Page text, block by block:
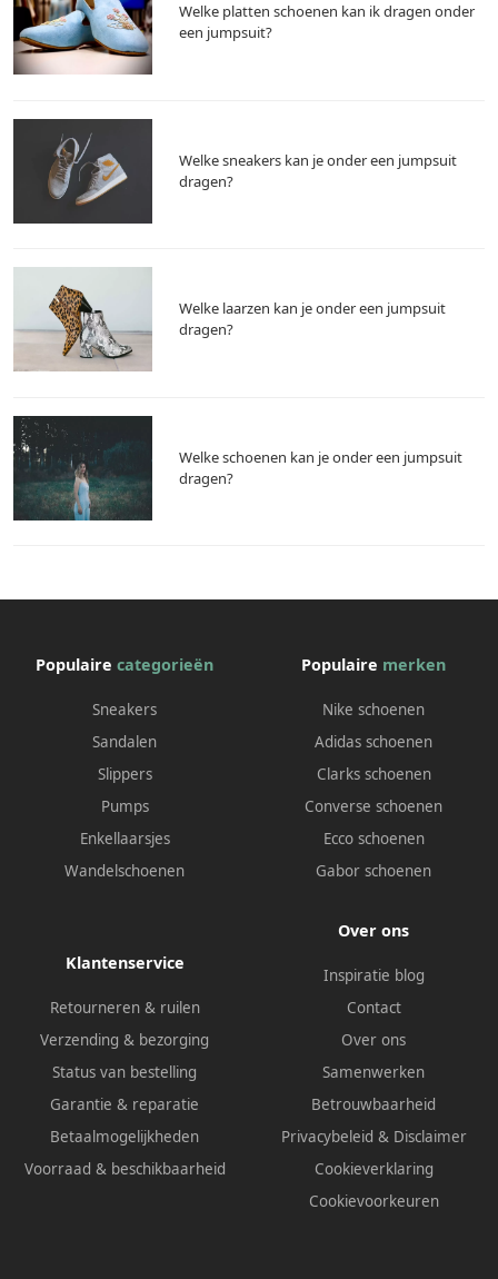
Welke platten schoenen kan ik dragen onder
een jumpsuit?
Welke sneakers kan je onder een jumpsuit
dragen?
Welke laarzen kan je onder een jumpsuit
dragen?
Welke schoenen kan je onder een jumpsuit
dragen?
Populaire categorieën
Sneakers
Sandalen
Slippers
Pumps
Enkellaarsjes
Wandelschoenen
Populaire merken
Nike schoenen
Adidas schoenen
Clarks schoenen
Converse schoenen
Ecco schoenen
Gabor schoenen
Klantenservice
Retourneren & ruilen
Verzending & bezorging
Status van bestelling
Garantie & reparatie
Betaalmogelijkheden
Voorraad & beschikbaarheid
Over ons
Inspiratie blog
Contact
Over ons
Samenwerken
Betrouwbaarheid
Privacybeleid & Disclaimer
Cookieverklaring
Cookievoorkeuren